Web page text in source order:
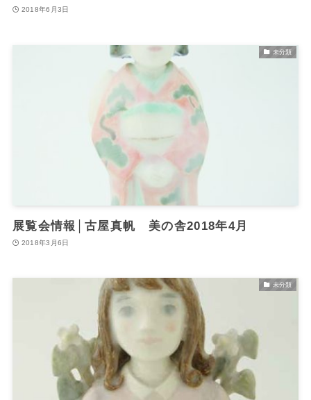
2018年6月3日
未分類
展覧会情報│古屋真帆 美の舎2018年4月
2018年3月6日
未分類